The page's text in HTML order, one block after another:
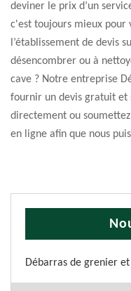
deviner le prix d’un
c'est toujours mieux pour
l’établissement de devis
désencombrer ou à
cave ? Notre entreprise
fournir un devis gratuit et
directement ou
en ligne afin que nous
Débarras de grenier